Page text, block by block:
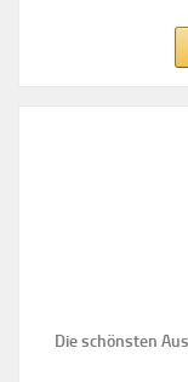
Die schönsten